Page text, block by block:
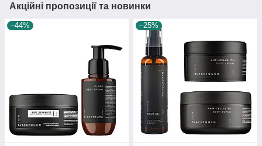
Акційні пропозиції та новинки
–44% –25%